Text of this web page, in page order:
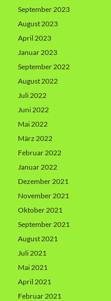
September 2023
August 2023
April 2023
Januar 2023
September 2022
August 2022
Juli 2022
Juni 2022
Mai 2022
März 2022
Februar 2022
Januar 2022
Dezember 2021
November 2021
Oktober 2021
September 2021
August 2021
Juli 2021
Mai 2021
April 2021
Februar 2021